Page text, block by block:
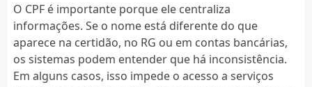
O CPF é importante porque ele centraliza
informações. Se o nome está diferente do que
aparece na certidão, no RG ou em contas bancárias,
os sistemas podem entender que há inconsistência.
Em alguns casos, isso impede o acesso a serviços